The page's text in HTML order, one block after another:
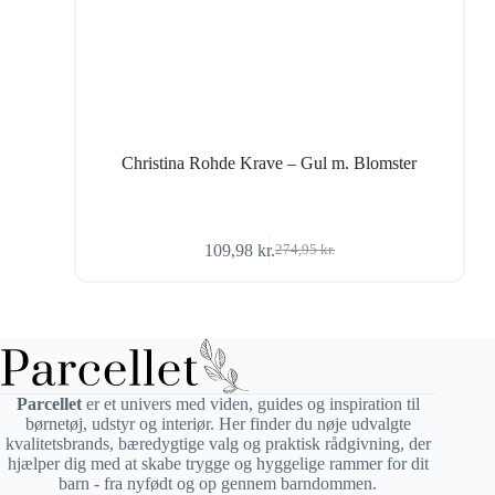
Christina Rohde Krave – Gul m. Blomster
274,95kr.
Den
109,98 kr.Den
Parcelleter et univers med viden, guides og inspiration til
børnetøj, udstyr og interiør. Her finder du nøje udvalgte
kvalitetsbrands, bæredygtige valg og praktisk rådgivning, der
hjælper dig med at skabe trygge og hyggelige rammer for dit
barn - fra nyfødt og op gennem barndommen.